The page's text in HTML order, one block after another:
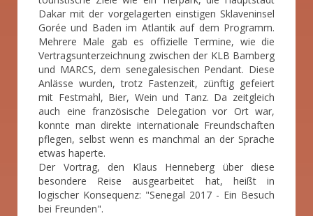
Dakar mit der vorgelagerten einstigen Sklaveninsel
Gorée und Baden im Atlantik auf dem Programm.
Mehrere Male gab es offizielle Termine, wie die
Vertragsunterzeichnung zwischen der KLB Bamberg
und MARCS, dem senegalesischen Pendant. Diese
Anlässe wurden, trotz Fastenzeit, zünftig gefeiert
mit Festmahl, Bier, Wein und Tanz. Da zeitgleich
auch eine französische Delegation vor Ort war,
konnte man direkte internationale Freundschaften
pflegen, selbst wenn es manchmal an der Sprache
etwas haperte.
Der Vortrag, den Klaus Henneberg über diese
besondere Reise ausgearbeitet hat, heißt in
logischer Konsequenz: "Senegal 2017 - Ein Besuch
bei Freunden".